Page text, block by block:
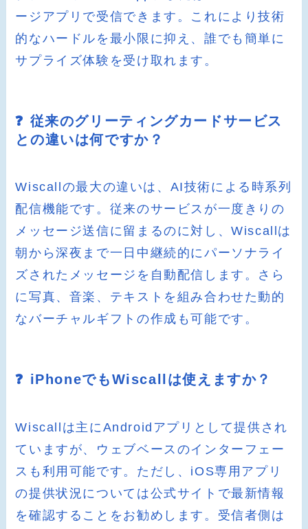
ージアプリで受信できます。これにより技術
的なハードルを最小限に抑え、誰でも簡単に
サプライズ体験を受け取れます。
❓ 従来のグリーティングカードサービス
との違いは何ですか？
Wiscallの最大の違いは、AI技術による時系列
配信機能です。従来のサービスが一度きりの
メッセージ送信に留まるのに対し、Wiscallは
朝から深夜まで一日中継続的にパーソナライ
ズされたメッセージを自動配信します。さら
に写真、音楽、テキストを組み合わせた動的
なバーチャルギフトの作成も可能です。
❓ iPhoneでもWiscallは使えますか？
Wiscallは主にAndroidアプリとして提供され
ていますが、ウェブベースのインターフェー
スも利用可能です。ただし、iOS専用アプリ
の提供状況については公式サイトで最新情報
を確認することをお勧めします。受信者側は